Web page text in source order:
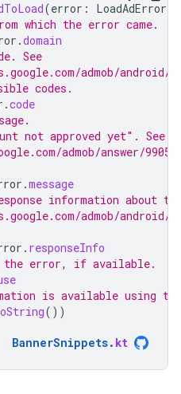
(error : LoadAdError
which the error came.
.domain
See
admob/android/
codes.
.code
not approved yet". See
admob/answer/
.message
information about
admob/android/
. responseInfo
the error, if available.
is available using
())
BannerSnippets. kt